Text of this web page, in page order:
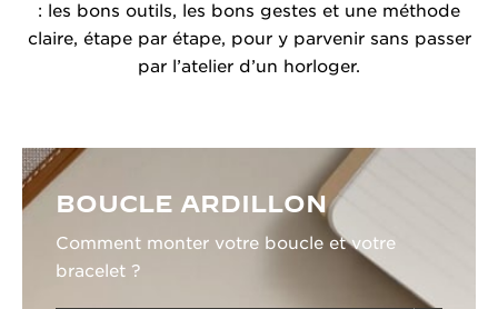
: les bons outils, les bons gestes et une méthode
claire, étape par étape, pour y parvenir sans passer
par l’atelier d’un horloger.
BOUCLE ARDILLON
Comment monter votre boucle et votre
bracelet ?